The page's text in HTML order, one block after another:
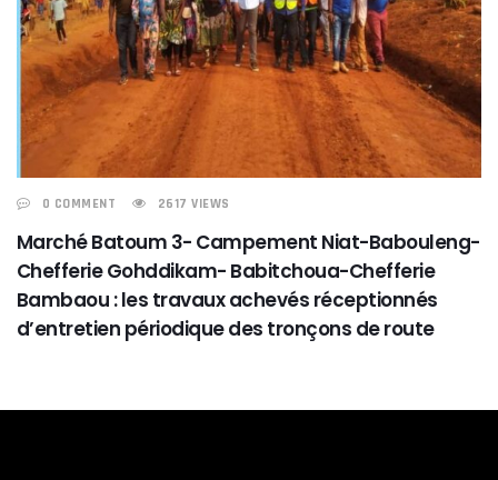
0 COMMENT 2617 VIEWS
Marché Batoum 3- Campement Niat-Babouleng-
Chefferie Gohddikam- Babitchoua-Chefferie
Bambaou : les travaux achevés réceptionnés
d’entretien périodique des tronçons de route